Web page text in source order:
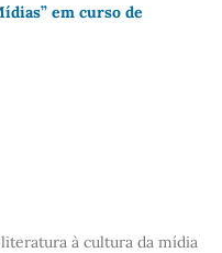
em curso de
à cultura da mídia